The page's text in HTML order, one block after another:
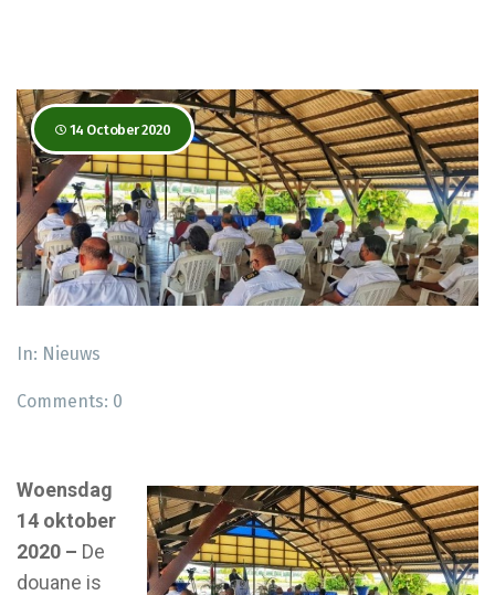
14 October 2020
In: Nieuws
Comments: 0
Woensdag
14 oktober
2020 – De
douane is